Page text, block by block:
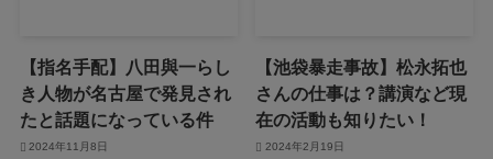
【指名手配】八田與一らし
き人物が名古屋で発見され
たと話題になっている件
2024年11月8日
【池袋暴走事故】松永拓也
さんの仕事は？講演など現
在の活動も知りたい！
2024年2月19日